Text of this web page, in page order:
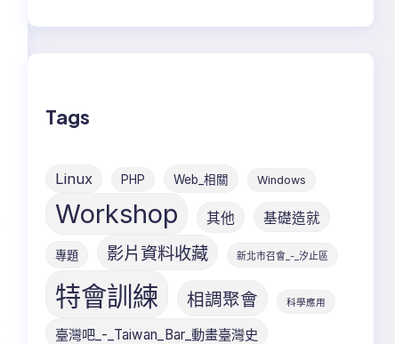
Tags
Linux PHP Web_相關 Windows
Workshop 其他 基礎造就
專題 影片資料收藏 新北市召會_-_汐止區
特會訓練 相調聚會 科學應用
臺灣吧_-_Taiwan_Bar_動畫臺灣史